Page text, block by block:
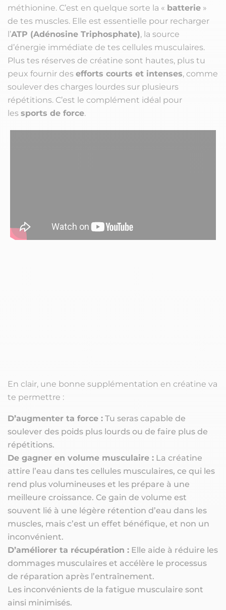
méthionine. C’est en quelque sorte la « batterie »
de tes muscles. Elle est essentielle pour recharger
l’ATP (Adénosine Triphosphate), la source
d’énergie immédiate de tes cellules musculaires.
Plus tes réserves de créatine sont hautes, plus tu
peux fournir des efforts courts et intenses, comme
soulever des charges lourdes sur plusieurs
répétitions. C’est le complément idéal pour
les sports de force.
En clair, une bonne supplémentation en créatine va
te permettre :
D’augmenter ta force : Tu seras capable de
soulever des poids plus lourds ou de faire plus de
répétitions.
De gagner en volume musculaire : La créatine
attire l’eau dans tes cellules musculaires, ce qui les
rend plus volumineuses et les prépare à une
meilleure croissance. Ce gain de volume est
souvent lié à une légère rétention d’eau dans les
muscles, mais c’est un effet bénéfique, et non un
inconvénient.
D’améliorer ta récupération : Elle aide à réduire les
dommages musculaires et accélère le processus
de réparation après l’entraînement.
Les inconvénients de la fatigue musculaire sont
ainsi minimisés.